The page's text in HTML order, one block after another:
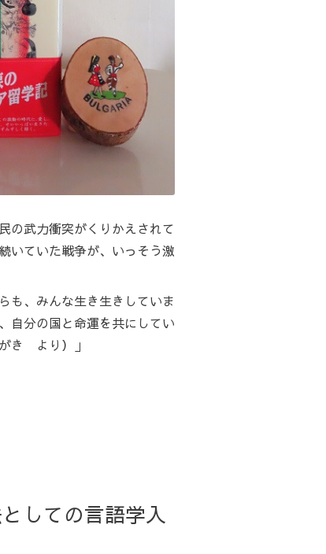
の武力衝突がくりかえされて
いていた戦争が、いっそう激
も、みんな生き生きしていま
自分の国と命運を共にしてい
き より）」
しての言語学入